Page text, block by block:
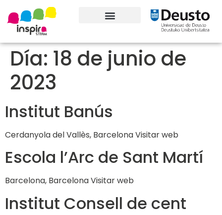
Día: 18 de junio de
2023
Institut Banús
Cerdanyola del Vallès, Barcelona Visitar web
Escola l’Arc de Sant Martí
Barcelona, Barcelona Visitar web
Institut Consell de cent